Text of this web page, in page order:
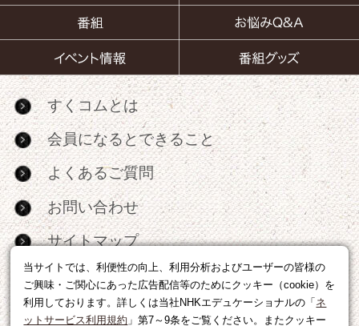
当サイトでは、利便性の向上、利用分析およびユーザーの皆様の
ご興味・ご関心にあった広告配信等のためにクッキー（cookie）を
利用しております。詳しくは当社NHKエデュケーショナルの「 ネ
ットサービス利用規約 」第7～9条をご覧ください。またクッキー
すくコムとは
会員になるとできること
よくあるご質問
お問い合わせ
サイトマップ
RSS
広告出稿・パートナーシップについて